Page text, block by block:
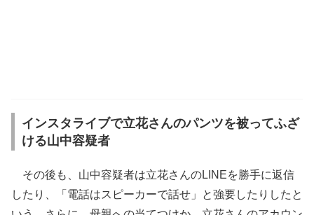
インスタライブで立花さんのパンツを被ってふざ
ける山中容疑者
その後も、山中容疑者は立花さんのLINEを勝手に返信
したり、「電話はスピーカーで話せ」と強要したりしたと